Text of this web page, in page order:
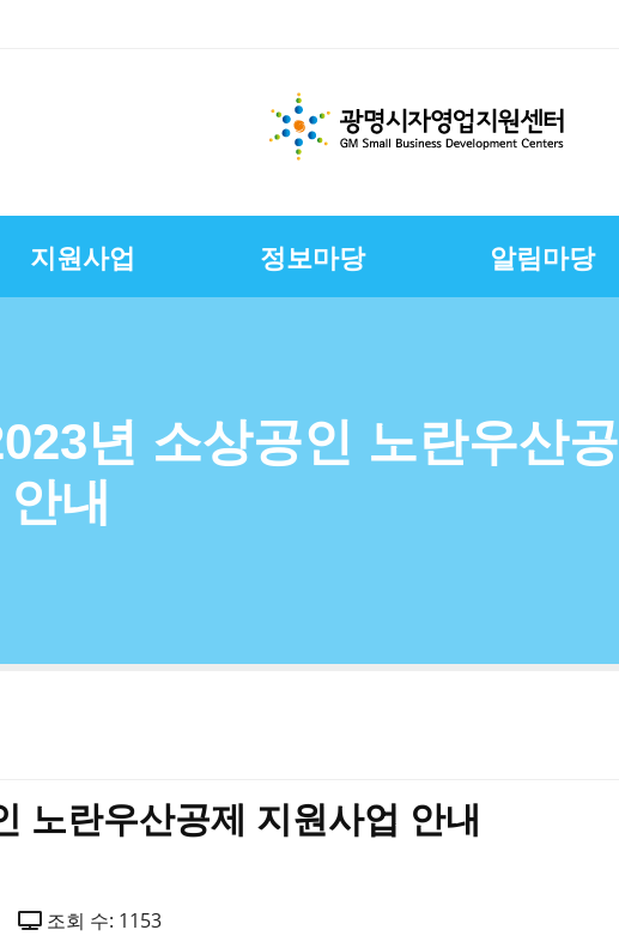
LED조명교체지원
소상공인원스톱지원센
지원사업 정보마당 알림마당
년 소상공인 노란우산공
내
노란우산공제 지원사업 안내
조회 수: 1153